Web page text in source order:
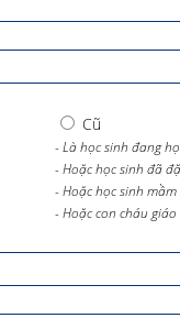
Cũ
- Là học sinh đang
- Hoặc học sinh đã
- Hoặc học sinh
- Hoặc con cháu giáo